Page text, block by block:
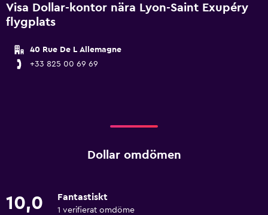
Visa Dollar-kontor nära Lyon-Saint Exupéry
flygplats
40 Rue De L Allemagne
+33 825 00 69 69
Dollar omdömen
10,0 Fantastiskt
1 verifierat omdöme